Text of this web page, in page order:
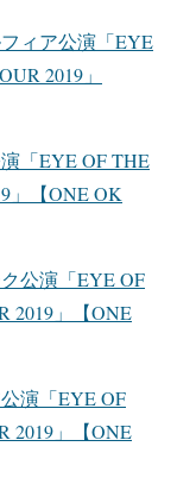
ィア公演「EYE
2019」
「EYE OF THE
」【ONE OK
公演「EYE OF
2019」【ONE
演「EYE OF
2019」【ONE